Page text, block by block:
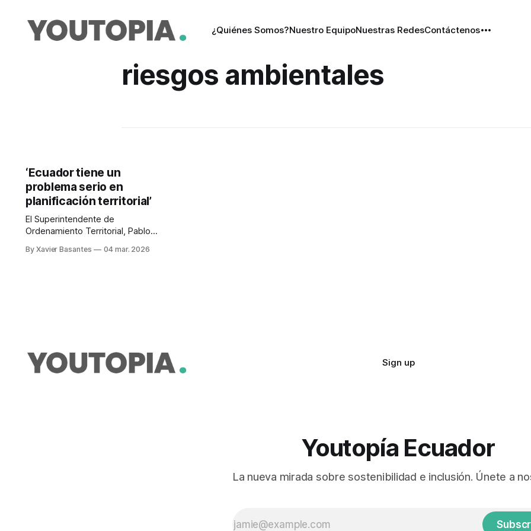
¿Quiénes Somos?Nuestro EquipoNuestras RedesContáctenos
riesgos ambientales
‘Ecuador tiene un
problema serio en
planificación territorial’
El Superintendente de
Ordenamiento Territorial, Pablo
país. Denuncia que médicos
By Xavier Basantes 04 mar. 2026
Sign up
Youtopía Ecuador
La nueva mirada sobre sostenibilidad e inclusión. Únete a